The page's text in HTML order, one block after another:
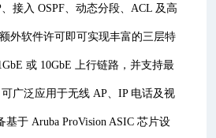
接入 OSPF、动态分段、ACL 及高
外软件许可即可实现丰富的三层特
或 10GbE 上行链路，并支持最
广泛应用于无线 AP、IP 电话及视
于 Aruba ProVision ASIC 芯片设